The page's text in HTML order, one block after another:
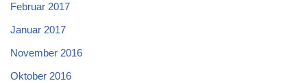
Februar 2017
Januar 2017
November 2016
Oktober 2016